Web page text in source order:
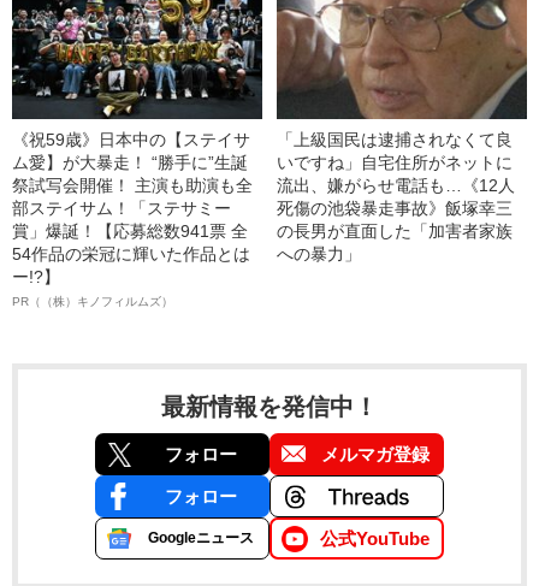
《祝59歳》日本中の【ステイサ
ム愛】が大暴走！ “勝手に”生誕
祭試写会開催！ 主演も助演も全
部ステイサム！「ステサミー
賞」爆誕！【応募総数941票 全
54作品の栄冠に輝いた作品とは
ー!?】
PR（（株）キノフィルムズ）
「上級国民は逮捕されなくて良
いですね」自宅住所がネットに
流出、嫌がらせ電話も…《12人
死傷の池袋暴走事故》飯塚幸三
の長男が直面した「加害者家族
への暴力」
最新情報を発信中！
フォロー メルマガ登録
フォロー
Googleニュース 公式YouTube